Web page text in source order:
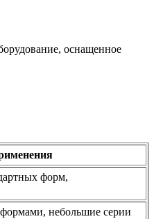
оснащенное
форм,
небольшие серии